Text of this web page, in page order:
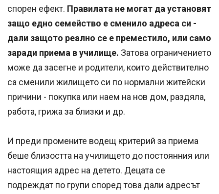
спорен ефект. Правилата не могат да установят
защо едно семейство е сменило адреса си -
дали защото реално се е преместило, или само
заради приема в училище. Затова ограничението
може да засегне и родители, които действително
са сменили жилището си по нормални житейски
причини - покупка или наем на нов дом, раздяла,
работа, грижа за близки и др.
И преди промените водещ критерий за приема
беше близостта на училището до постоянния или
настоящия адрес на детето. Децата се
подреждат по групи според това дали адресът